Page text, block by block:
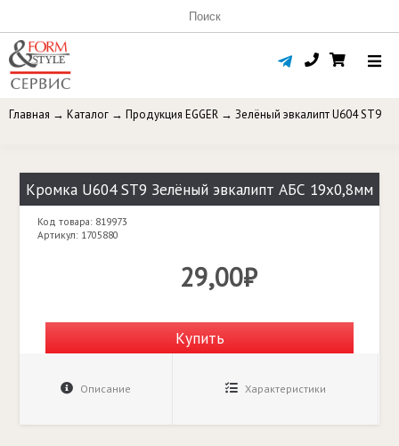
Главная → Каталог → Продукция EGGER → Зелёный эвкалипт U604 ST9
Кромка U604 ST9 Зелёный эвкалипт АБС 19х0,8мм
Код товара: 819973
Артикул: 1705880
29,00₽
Купить
Описание Характеристики